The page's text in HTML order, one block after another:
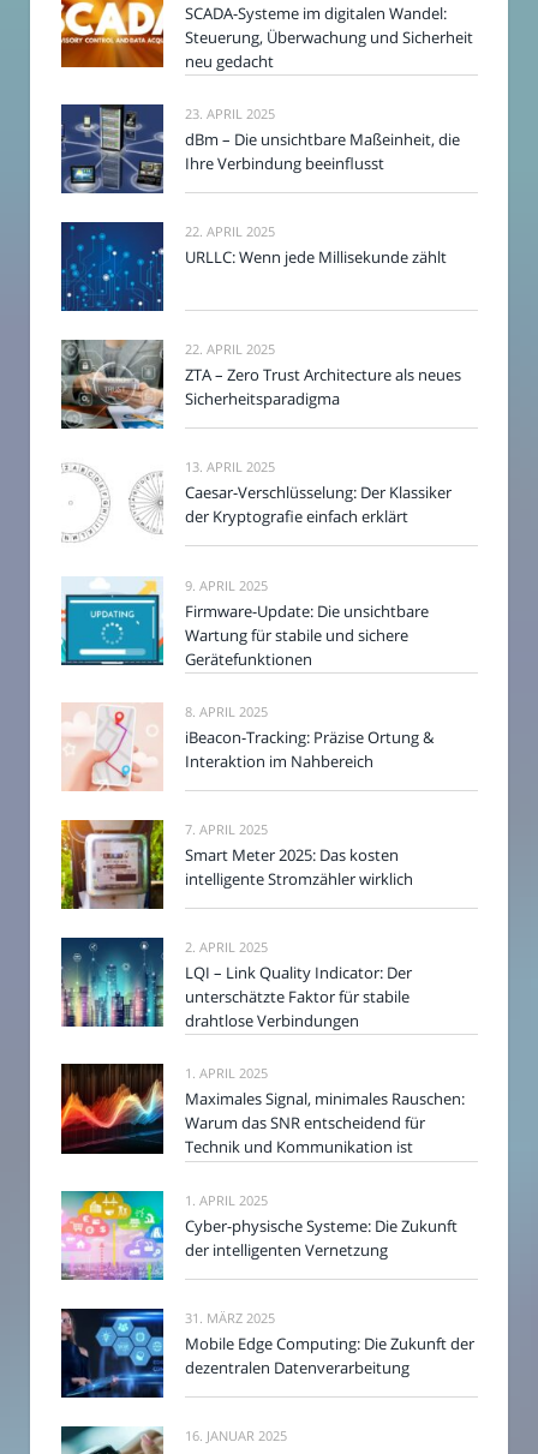
SCADA-Systeme im digitalen Wandel:
Steuerung, Überwachung und Sicherheit
neu gedacht
23. APRIL 2025
dBm – Die unsichtbare Maßeinheit, die
Ihre Verbindung beeinflusst
22. APRIL 2025
URLLC: Wenn jede Millisekunde zählt
22. APRIL 2025
ZTA – Zero Trust Architecture als neues
Sicherheitsparadigma
13. APRIL 2025
Caesar-Verschlüsselung: Der Klassiker
der Kryptografie einfach erklärt
9. APRIL 2025
Firmware-Update: Die unsichtbare
Wartung für stabile und sichere
Gerätefunktionen
8. APRIL 2025
iBeacon-Tracking: Präzise Ortung &
Interaktion im Nahbereich
7. APRIL 2025
Smart Meter 2025: Das kosten
intelligente Stromzähler wirklich
2. APRIL 2025
LQI – Link Quality Indicator: Der
unterschätzte Faktor für stabile
drahtlose Verbindungen
1. APRIL 2025
Maximales Signal, minimales Rauschen:
Warum das SNR entscheidend für
Technik und Kommunikation ist
1. APRIL 2025
Cyber-physische Systeme: Die Zukunft
der intelligenten Vernetzung
31. MÄRZ 2025
Mobile Edge Computing: Die Zukunft der
dezentralen Datenverarbeitung
16. JANUAR 2025